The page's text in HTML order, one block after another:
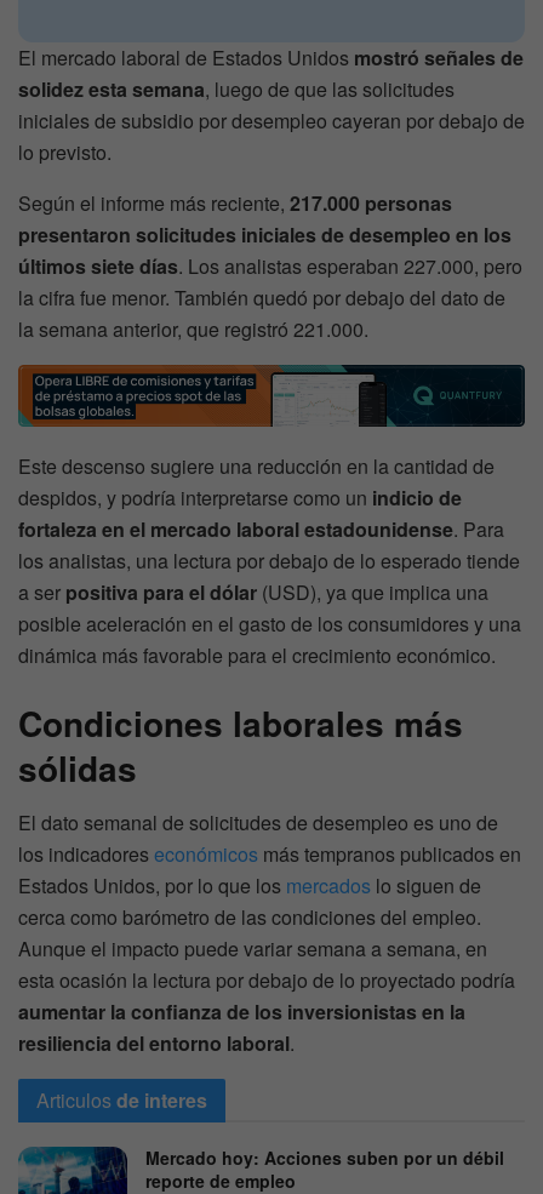
El mercado laboral de Estados Unidos mostró señales de
solidez esta semana, luego de que las solicitudes
iniciales de subsidio por desempleo cayeran por debajo de
lo previsto.
Según el informe más reciente, 217.000 personas
presentaron solicitudes iniciales de desempleo en los
últimos siete días. Los analistas esperaban 227.000, pero
la cifra fue menor. También quedó por debajo del dato de
la semana anterior, que registró 221.000.
Este descenso sugiere una reducción en la cantidad de
despidos, y podría interpretarse como un indicio de
fortaleza en el mercado laboral estadounidense. Para
los analistas, una lectura por debajo de lo esperado tiende
a ser positiva para el dólar (USD), ya que implica una
posible aceleración en el gasto de los consumidores y una
dinámica más favorable para el crecimiento económico.
Condiciones laborales más
sólidas
El dato semanal de solicitudes de desempleo es uno de
los indicadoreseconómicos más tempranos publicados en
Estados Unidos, por lo que los mercados lo siguen de
cerca como barómetro de las condiciones del empleo.
Aunque el impacto puede variar semana a semana, en
esta ocasión la lectura por debajo de lo proyectado podría
aumentar la confianza de los inversionistas en la
resiliencia del entorno laboral.
Articulosde interes
Mercado hoy: Acciones suben por un débil
reporte de empleo